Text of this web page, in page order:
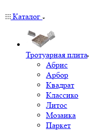
Каталог
Тротуарная плита
Абрис
Арбор
Квадрат
Классико
Литос
Мозаика
Паркет